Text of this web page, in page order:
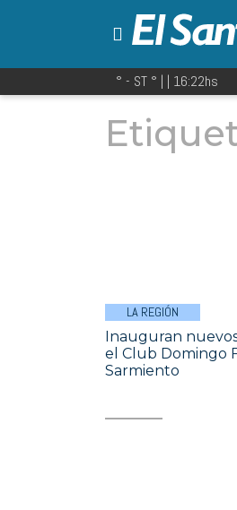
° - ST ° | | 16:22hs
LA REGIÓN
Inauguran
el Club Domingo
Sarmiento